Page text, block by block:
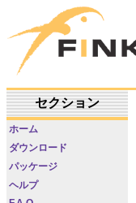
セクション
ホーム
ダウンロード
パッケージ
ヘルプ